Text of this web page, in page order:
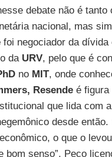
debate não é tanto
nacional, mas
foi negociador da dívida
da URV, pelo que é
no MIT, onde
Resendeé figura
que lida com
desde
o que o
bom senso”. Peço